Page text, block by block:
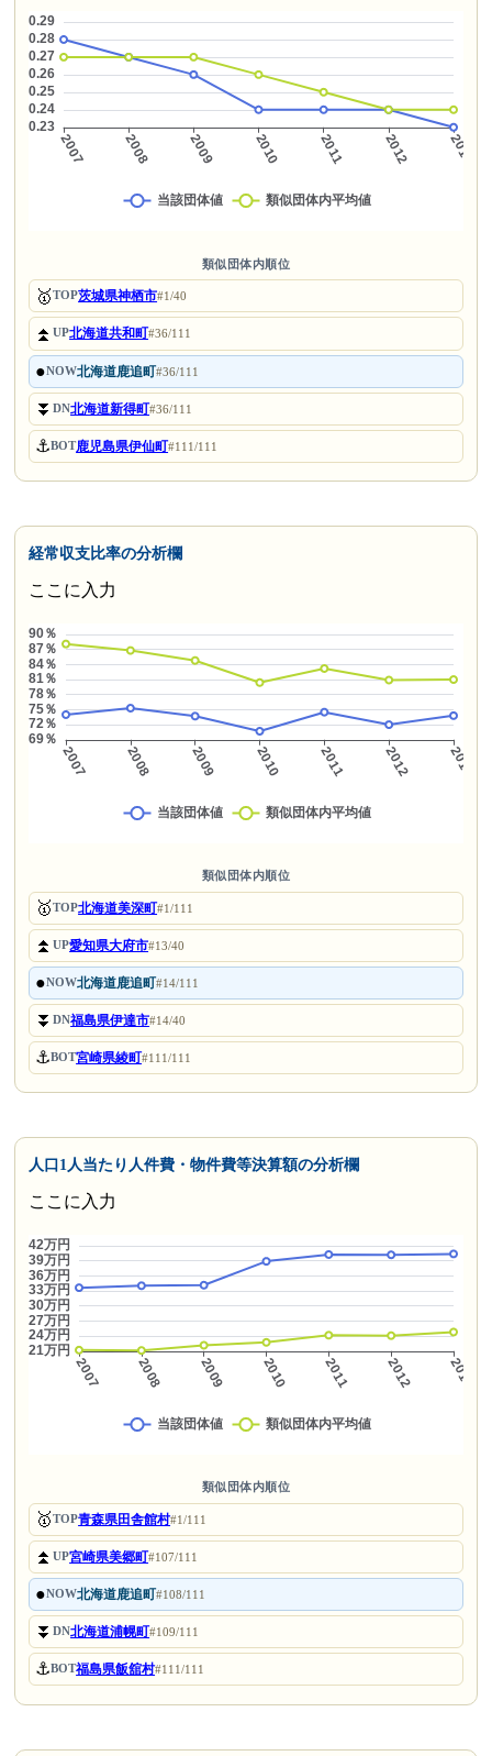
類似団体内順位
🥇TOP茨城県神栖市#1/40
⏫UP北海道共和町#36/111
●NOW北海道鹿追町#36/111
⏬DN北海道新得町#36/111
⚓BOT鹿児島県伊仙町#111/111
経常収支比率の分析欄
ここに入力
類似団体内順位
🥇TOP北海道美深町#1/111
⏫UP愛知県大府市#13/40
●NOW北海道鹿追町#14/111
⏬DN福島県伊達市#14/40
⚓BOT宮崎県綾町#111/111
人口1人当たり人件費・物件費等決算額の分析欄
ここに入力
類似団体内順位
🥇TOP青森県田舎館村#1/111
⏫UP宮崎県美郷町#107/111
●NOW北海道鹿追町#108/111
⏬DN北海道浦幌町#109/111
⚓BOT福島県飯舘村#111/111